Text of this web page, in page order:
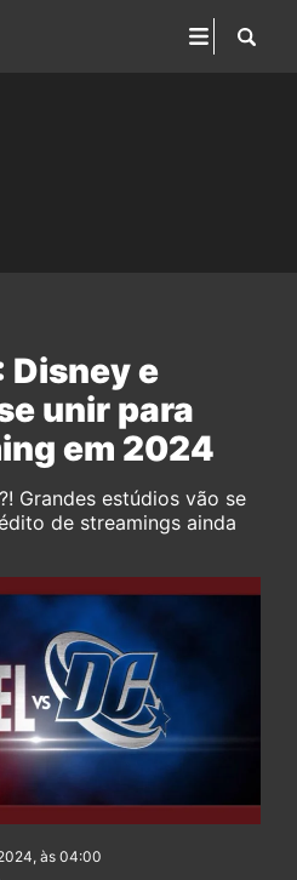
Disney e
unir para
em 2024
Grandes estúdios vão se
de streamings ainda
às 04:00